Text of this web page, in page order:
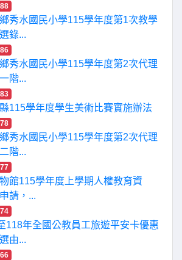
88
秀水國民小學115學年度第1次教學
錄...
86
秀水國民小學115學年度第2次代理
階...
83
115學年度學生美術比賽實施辦法
78
秀水國民小學115學年度第2次代理
階...
77
館115學年度上學期人權教育資
請，...
74
118年全國公教員工旅遊平安卡優惠
由...
66